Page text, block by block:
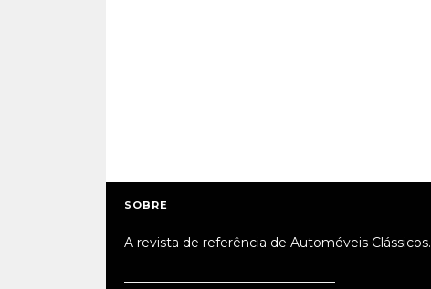
SOBRE
A revista de referência de Automóveis Clássicos.